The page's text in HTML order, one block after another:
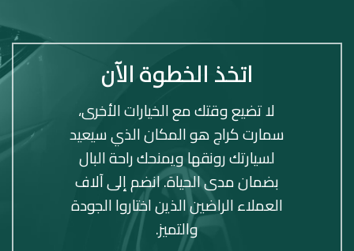
اتخذ الخطوة الآن
لا تضيع وقتك مع الخيارات الأخرى،
سمارت كراج هو المكان الذي سيعيد
لسيارتك رونقها ويمنحك راحة البال
بضمان مدى الحياة. انضم إلى آلاف
العملاء الراضين الذين اختاروا الجودة
والتميز.